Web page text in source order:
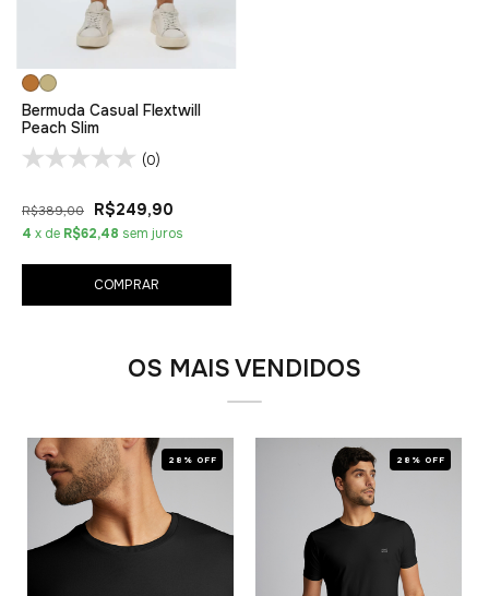
Bermuda Casual Flextwill
Peach Slim
(0)
R$389,00 R$249,90
4 x de R$62,48 sem juros
COMPRAR
OS MAIS VENDIDOS
28% OFF 28% OFF